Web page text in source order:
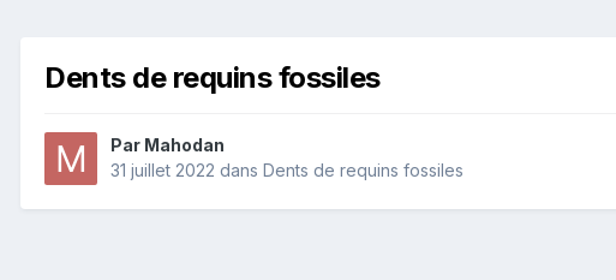
Dents de requins fossiles
Par Mahodan
31 juillet 2022 dans Dents de requins fossiles